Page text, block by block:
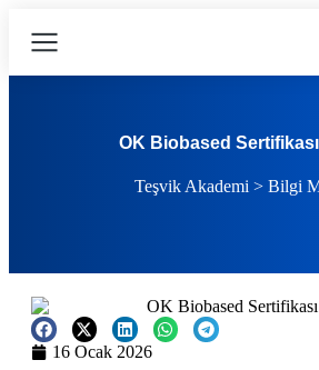
OK Biobased
Teşvik Akademi > Bilgi
16 Ocak 2026